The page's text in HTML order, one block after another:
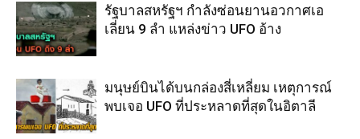
รัฐบาลสหรัฐฯ กำลังซ่อนยานอวกาศเอ
เลี่ยน 9 ลำ แหล่งข่าว UFO อ้าง
มนุษย์บินได้บนกล่องสี่เหลี่ยม เหตุการณ์
พบเจอ UFO ที่ประหลาดที่สุดในอิตาลี